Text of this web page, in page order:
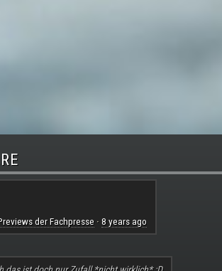
der Fachpresse· 8 years ago